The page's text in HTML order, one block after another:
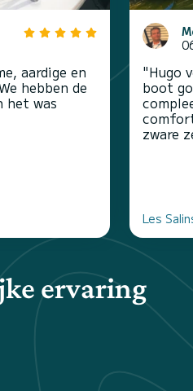
aardige en
hebben de
het was
"Hugo
boot
zware
Les
ervaring